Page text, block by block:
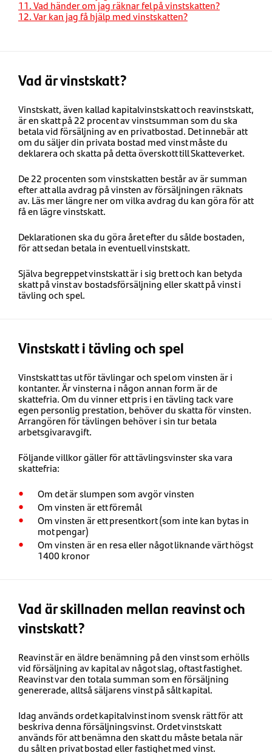
11. Vad händer om jag räknar fel på vinstskatten?
12. Var kan jag få hjälp med vinstskatten?
Vad är vinstskatt?
Vinstskatt, även kallad kapitalvinstskatt och reavinstskatt,
är en skatt på 22 procent av vinstsumman som du ska
betala vid försäljning av en privatbostad. Det innebär att
om du säljer din privata bostad med vinst måste du
deklarera och skatta på detta överskott till Skatteverket.
De 22 procenten som vinstskatten består av är summan
efter att alla avdrag på vinsten av försäljningen räknats
av. Läs mer längre ner om vilka avdrag du kan göra för att
få en lägre vinstskatt.
Deklarationen ska du göra året efter du sålde bostaden,
för att sedan betala in eventuell vinstskatt.
Själva begreppet vinstskatt är i sig brett och kan betyda
skatt på vinst av bostadsförsäljning eller skatt på vinst i
tävling och spel.
Vinstskatt i tävling och spel
Vinstskatt tas ut för tävlingar och spel om vinsten är i
kontanter. Är vinsterna i någon annan form är de
skattefria. Om du vinner ett pris i en tävling tack vare
egen personlig prestation, behöver du skatta för vinsten.
Arrangören för tävlingen behöver i sin tur betala
arbetsgivaravgift.
Följande villkor gäller för att tävlingsvinster ska vara
skattefria:
Om det är slumpen som avgör vinsten
Om vinsten är ett föremål
Om vinsten är ett presentkort (som inte kan bytas in
mot pengar)
Om vinsten är en resa eller något liknande värt högst
1400 kronor
Vad är skillnaden mellan reavinst och
vinstskatt?
Reavinst är en äldre benämning på den vinst som erhölls
vid försäljning av kapital av något slag, oftast fastighet.
Reavinst var den totala summan som en försäljning
genererade, alltså säljarens vinst på sålt kapital.
Idag används ordet kapitalvinst inom svensk rätt för att
beskriva denna försäljningsvinst. Ordet vinstskatt
används för att benämna den skatt du måste betala när
du sålt en privat bostad eller fastighet med vinst.